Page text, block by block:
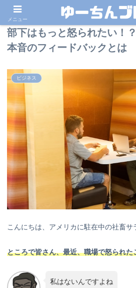
部下はもっと怒られたい！
本音のフィードバックとは
ビジネス
こんにちは、アメリカに駐在中の社畜サ
ところで皆さん、最近、職場で怒られた
私はないんですよね
メニュー